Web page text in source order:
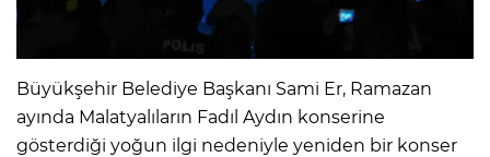
Büyükşehir Belediye Başkanı Sami Er, Ramazan
ayında Malatyalıların Fadıl Aydın konserine
gösterdiği yoğun ilgi nedeniyle yeniden bir konser